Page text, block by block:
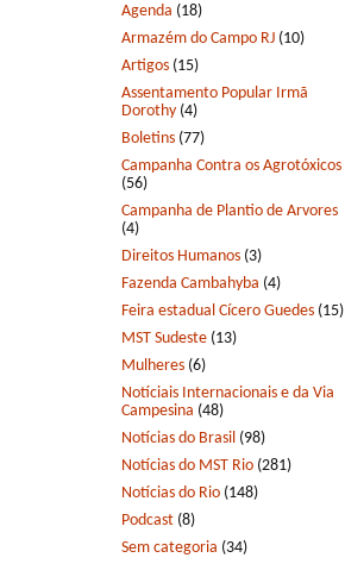
Agenda (18)
Armazém do Campo RJ (10)
Artigos (15)
Assentamento Popular Irmã
Dorothy (4)
Boletins (77)
Campanha Contra os Agrotóxicos
(56)
Campanha de Plantio de Arvores
(4)
Direitos Humanos (3)
Fazenda Cambahyba (4)
Feira estadual Cícero Guedes (15)
MST Sudeste (13)
Mulheres (6)
Notíciais Internacionais e da Via
Campesina (48)
Notícias do Brasil (98)
Notícias do MST Rio (281)
Notícias do Rio (148)
Podcast (8)
Sem categoria (34)